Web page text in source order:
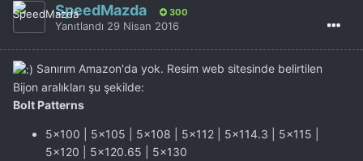
SpeedMazda 300
Yanıtlandı 29 Nisan 2016
Sanırım Amazon'da yok. Resim web sitesinde belirtilen
Bijon aralıkları şu şekilde:
Bolt Patterns
5x100 | 5x105 | 5x108 | 5x112 | 5x114.3 | 5x115 |
5x120 | 5x120.65 | 5x130